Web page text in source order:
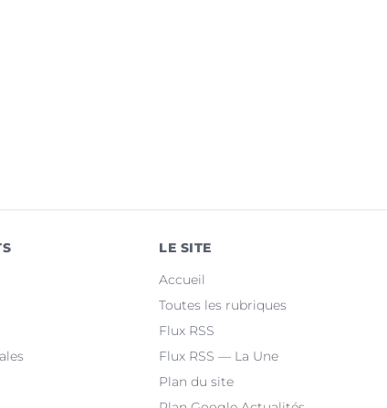
LE SITE
Accueil
Toutes les rubriques
Flux RSS
Flux RSS — La Une
Plan du site